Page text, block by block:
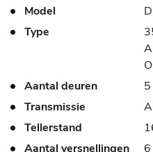
Model
Type
Aantal deuren
5
Transmissie
Tellerstand
Aantal versnellingen
6